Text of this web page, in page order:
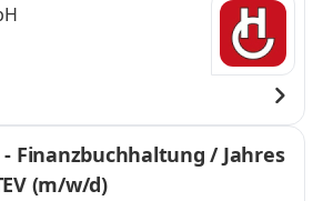
Finanzbuchhaltung / Jahres
(m/w/d)